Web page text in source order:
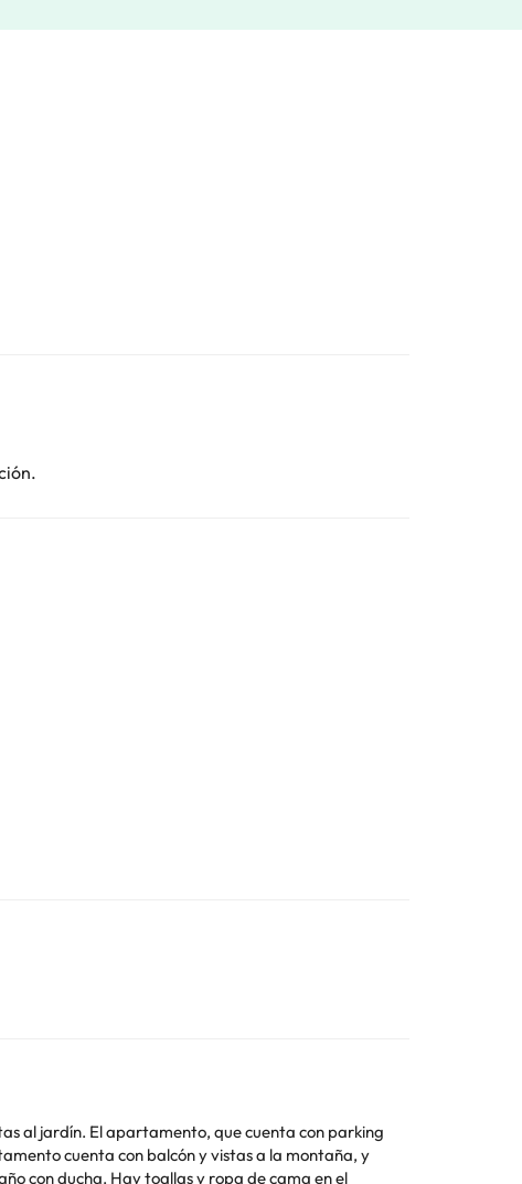
al jardín. El apartamento, que cuenta con parking
con ducha. Hay toallas y ropa de cama en el